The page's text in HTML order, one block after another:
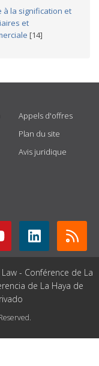
à la signification et
et
[14]
Appels d'offres
Plan du site
Avis juridique
- Conférence de La
de La Haya de